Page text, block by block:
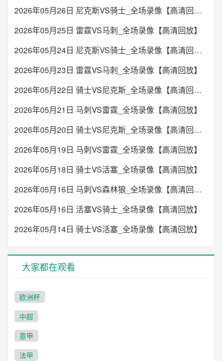
2026年05月26日 尼克斯VS骑士_全场录像【高清回放】
2026年05月25日 雷霆VS马刺_全场录像【高清回放】
2026年05月24日 尼克斯VS骑士_全场录像【高清回放】
2026年05月23日 雷霆VS马刺_全场录像【高清回放】
2026年05月22日 骑士VS尼克斯_全场录像【高清回放】
2026年05月21日 马刺VS雷霆_全场录像【高清回放】
2026年05月20日 骑士VS尼克斯_全场录像【高清回放】
2026年05月19日 马刺VS雷霆_全场录像【高清回放】
2026年05月18日 骑士VS活塞_全场录像【高清回放】
2026年05月16日 马刺VS森林狼_全场录像【高清回放】
2026年05月16日 活塞VS骑士_全场录像【高清回放】
2026年05月14日 骑士VS活塞_全场录像【高清回放】
大家都在观看
欧洲杯
中超
意甲
法甲